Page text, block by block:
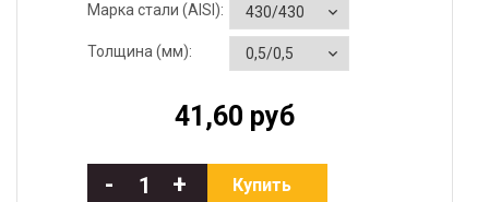
Марка стали (AISI):
Толщина (мм):
41,60 руб
- + Купить